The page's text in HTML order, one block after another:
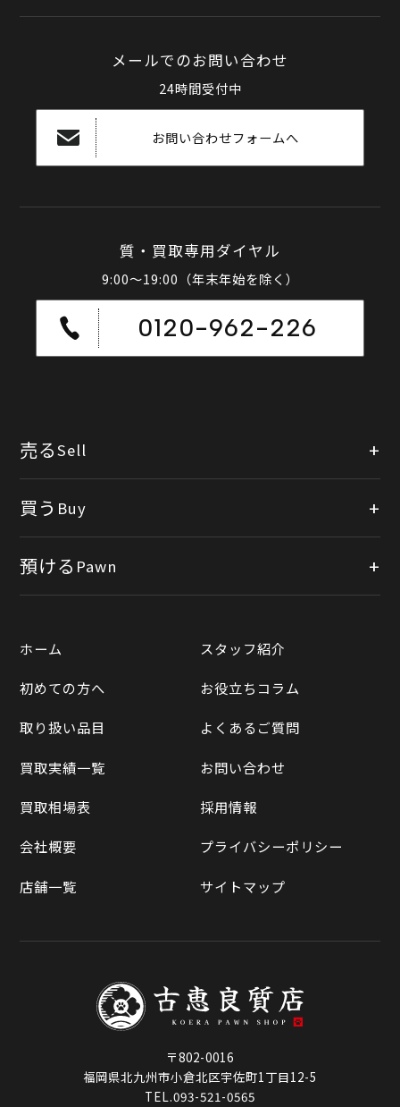
メールでのお問い合わせ
24時間受付中
お問い合わせフォームへ
質・買取専用ダイヤル
9:00～19:00（年末年始を除く）
0120-962-226
売るSell
店頭買取
宅配買取
LINE査定
買取実績一覧
買取相場表
買う Buy
公式オンラインショップ
Yahooショッピング
Yahoo!オークション
メルカリ
ラクマ
預ける Pawn
ホーム
初めての方へ
取り扱い品目
買取実績一覧
買取相場表
会社概要
店舗一覧
スタッフ紹介
お役立ちコラム
よくあるご質問
お問い合わせ
採用情報
プライバシーポリシー
サイトマップ
〒802-0016
福岡県北九州市小倉北区宇佐町1丁目12-5
TEL.093-521-0565